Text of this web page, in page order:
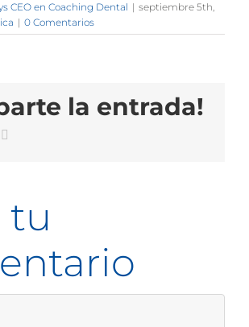
CEO en Coaching Dental | septiembre 5th,
| 0 Comentarios
la entrada!
tu